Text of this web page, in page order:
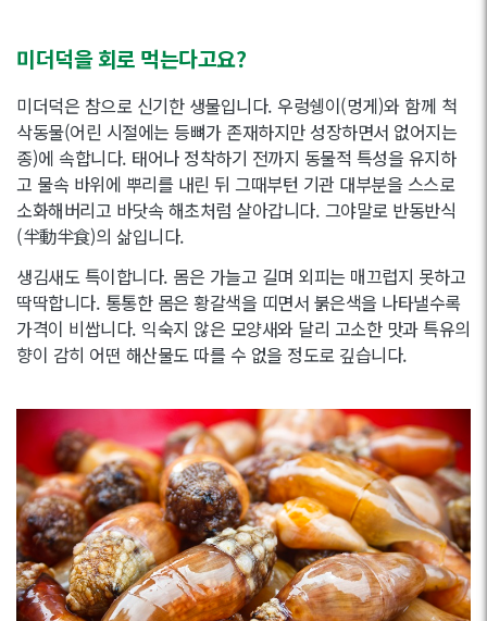
미더덕을 회로 먹는다고요?
미더덕은 참으로 신기한 생물입니다. 우렁쉥이(멍게)와 함께 척
삭동물(어린 시절에는 등뼈가 존재하지만 성장하면서 없어지는
종)에 속합니다. 태어나 정착하기 전까지 동물적 특성을 유지하
고 물속 바위에 뿌리를 내린 뒤 그때부턴 기관 대부분을 스스로
소화해버리고 바닷속 해초처럼 살아갑니다. 그야말로 반동반식
(半動半食)의 삶입니다.
생김새도 특이합니다. 몸은 가늘고 길며 외피는 매끄럽지 못하고
딱딱합니다. 통통한 몸은 황갈색을 띠면서 붉은색을 나타낼수록
가격이 비쌉니다. 익숙지 않은 모양새와 달리 고소한 맛과 특유의
향이 감히 어떤 해산물도 따를 수 없을 정도로 깊습니다.